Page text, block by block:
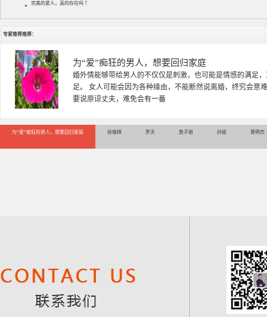
完美的爱人，真的存在吗 ？
专家推荐推荐：
徐珞棋
徐珞棋，婚姻家庭咨询师，毕业于重庆师范大学心理学专业
多年，对婚姻情感分析、恋爱择偶、夫妻关系，情感挽回、
千小时，积累了丰富的咨
为“爱”痴狂的男人，想要回归家庭 徐珞棋 罗天 詹子君 孙娅 黄明杰